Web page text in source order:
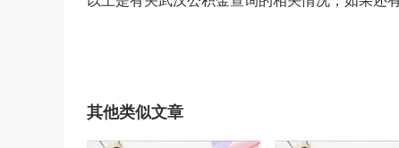
其他类似文章